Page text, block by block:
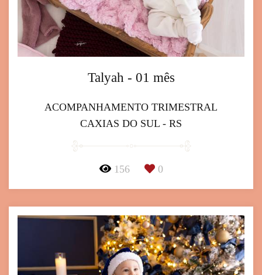
Talyah - 01 mês
ACOMPANHAMENTO TRIMESTRAL
CAXIAS DO SUL - RS
156 0